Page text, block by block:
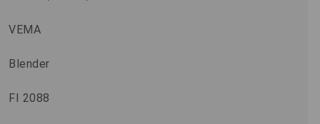
VEMA
Blender
FI 2088